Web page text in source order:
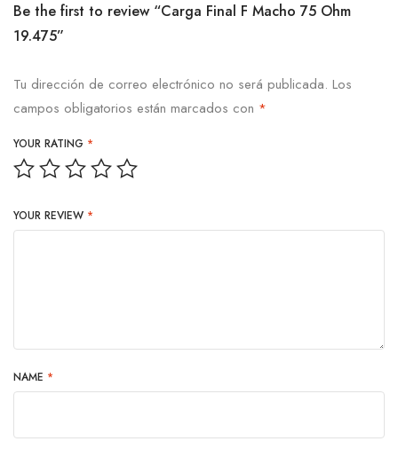
Be the first to review “Carga Final F Macho 75 Ohm
19.475”
Tu dirección de correo electrónico no será publicada. Los
campos obligatorios están marcados con *
YOUR RATING *
YOUR REVIEW *
NAME *